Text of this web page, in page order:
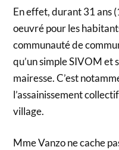
En effet, durant 31 ans
oeuvré pour les
communauté de
qu’un simple SIVOM et
mairesse. C’est
l’assainissement
village.
Mme Vanzo ne cache